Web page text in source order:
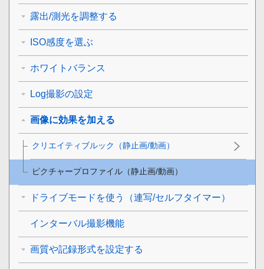
露出/測光を調整する
ISO感度を選ぶ
ホワイトバランス
Log撮影の設定
画像に効果を加える
クリエイティブルック （静止画/動画）
ピクチャープロファイル （静止画/動画）
ドライブモードを使う（連写/セルフタイマー）
インターバル撮影機能
画質や記録形式を設定する